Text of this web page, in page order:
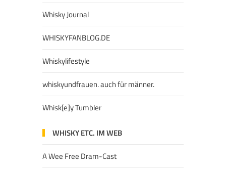
Whisky Journal
WHISKYFANBLOG.DE
Whiskylifestyle
whiskyundfrauen. auch für männer.
Whisk[e]y Tumbler
WHISKY ETC. IM WEB
A Wee Free Dram-Cast